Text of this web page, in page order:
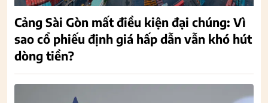
Cảng Sài Gòn mất điều kiện đại chúng: Vì
sao cổ phiếu định giá hấp dẫn vẫn khó hút
dòng tiền?